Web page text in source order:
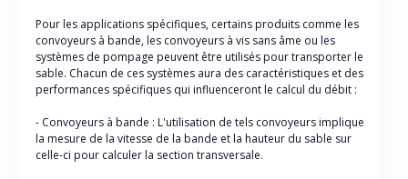
Pour les applications spécifiques, certains produits comme les
convoyeurs à bande, les convoyeurs à vis sans âme ou les
systèmes de pompage peuvent être utilisés pour transporter le
sable. Chacun de ces systèmes aura des caractéristiques et des
performances spécifiques qui influenceront le calcul du débit :
- Convoyeurs à bande : L'utilisation de tels convoyeurs implique
la mesure de la vitesse de la bande et la hauteur du sable sur
celle-ci pour calculer la section transversale.